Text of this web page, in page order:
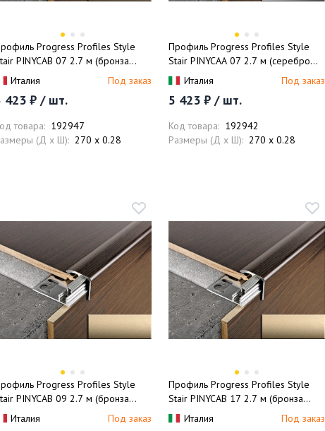
Progress Profiles Style
PINYCAB 07 2.7 м (бронза
Италия Под заказ
423 ₽ / шт.
товара: 192947
(Д x Ш): 270 x 0.28
Профиль Progress Profiles Style
Stair PINYCAА 07 2.7 м (серебро
матовое)
Италия Под заказ
5 423 ₽ / шт.
Код товара: 192942
Размеры (Д x Ш): 270 x 0.28
Progress Profiles Style
PINYCAB 09 2.7 м (бронза
Италия Под заказ
Профиль Progress Profiles Style
Stair PINYCAB 17 2.7 м (бронза
матовая)Италия Под заказ